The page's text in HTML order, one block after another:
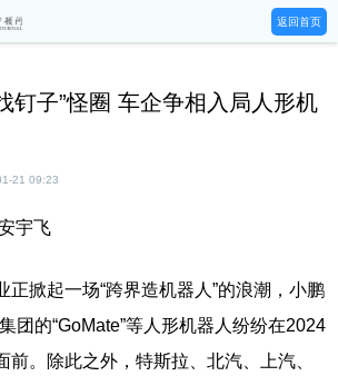
返回首页
钉子”怪圈 车企争相入局人形机
21 09:23
宇飞
掀起一场“跨界造机器人”的浪潮，小鹏
团的“GoMate”等人形机器人纷纷在2024
前。除此之外，特斯拉、北汽、上汽、